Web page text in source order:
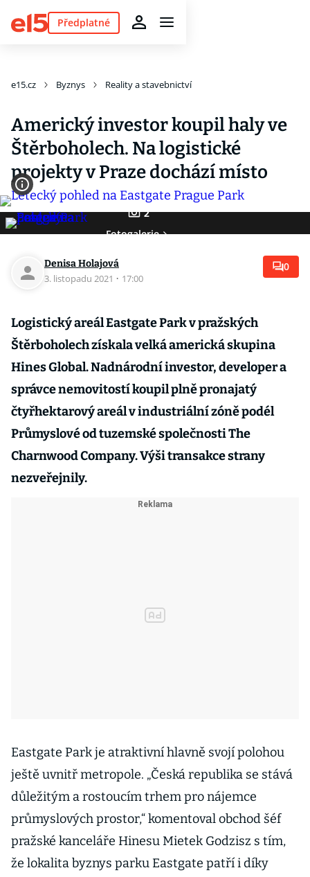
Předplatné
e15.cz Byznys Reality a stavebnictví
Americký investor koupil haly ve
Štěrboholech. Na logistické
projekty v Praze dochází místo
2
Fotogalerie
Denisa Holajová
3. listopadu 2021 · 17:00
0
Logistický areál Eastgate Park v pražských
Štěrboholech získala velká americká skupina
Hines Global. Nadnárodní investor, developer a
správce nemovitostí koupil plně pronajatý
čtyřhektarový areál v industriální zóně podél
Průmyslové od tuzemské společnosti The
Charnwood Company. Výši transakce strany
nezveřejnily.
Eastgate Park je atraktivní hlavně svojí polohou
ještě uvnitř metropole. „Česká republika se stává
důležitým a rostoucím trhem pro nájemce
průmyslových prostor,“ komentoval obchod šéf
pražské kanceláře Hinesu Mietek Godzisz s tím,
že lokalita byznys parku Eastgate patří i díky